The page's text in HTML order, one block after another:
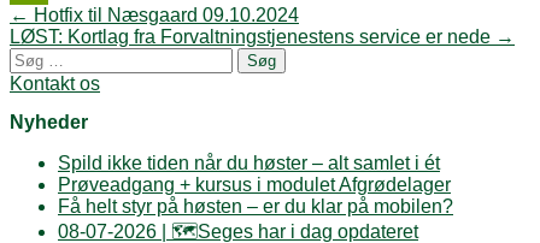
PrintFriendly
Post
navigation
← Hotfix til Næsgaard 09.10.2024
LØST: Kortlag fra Forvaltningstjenestens service er nede →
Søg
efter:
Kontakt os
Nyheder
Spild ikke tiden når du høster – alt samlet i ét
Prøveadgang + kursus i modulet Afgrødelager
Få helt styr på høsten – er du klar på mobilen?
08-07-2026 | 🗺️Seges har i dag opdateret